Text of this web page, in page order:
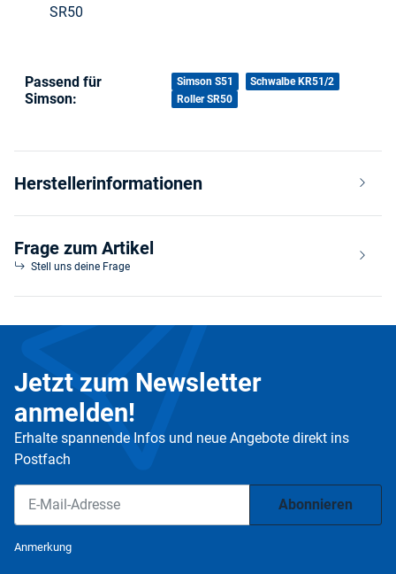
SR50
Produkteigenschaft
Wert
Passend für
Simson:
Simson S51
Schwalbe KR51/2
Roller SR50
Herstellerinformationen
Frage zum Artikel
Stell uns deine Frage
Jetzt zum Newsletter
anmelden!
Erhalte spannende Infos und neue Angebote direkt ins
Postfach
Abonnieren
Anmerkung